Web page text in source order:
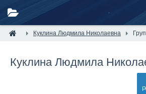
Куклина Людмила Николаевна
Куклина Людмила